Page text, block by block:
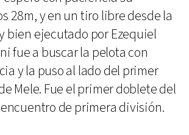
28m, y en un tiro libre desde la
bien ejecutado por Ezequiel
fue a buscar la pelota con
y la puso al lado del primer
Mele. Fue el primer doblete del
de primera división.